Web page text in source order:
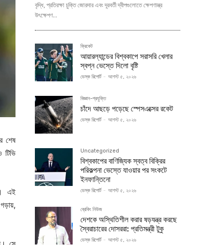
শেষ
এই
বৃদ্ধি, প্রতিরক্ষা চুক্তি জোরদার এবং দূরবর্তী দ্বীপগুলোতে ক্ষেপণাস্ত্র
উৎক্ষেপণ...
ক্রিকেট
আয়ারল্যান্ডের বিশ্বকাপে সরাসরি খেলার
স্বপ্ন ভেস্তে দিলো বৃষ্টি
ডেস্ক রিপোর্ট - আগস্ট ৫, ২০২৬
বিজ্ঞান-প্রযুক্তি
চাঁদে আছড়ে পড়েছে স্পেসএক্সের রকেট
ডেস্ক রিপোর্ট - আগস্ট ৫, ২০২৬
Uncategorized
বিশ্বকাপের বাণিজ্যিক স্বত্ব বিক্রির
পরিকল্পনা ভেস্তে যাওয়ার পর সংকটে
ইনফান্তিনো
ডেস্ক রিপোর্ট - আগস্ট ৫, ২০২৬
ব্রেকিং নিউজ
দেশকে অস্থিতিশীল করার ষড়যন্ত্র করছে
স্বৈরাচারের দোসররা: প্রতিমন্ত্রী টুকু
ডেস্ক রিপোর্ট - আগস্ট ৫, ২০২৬